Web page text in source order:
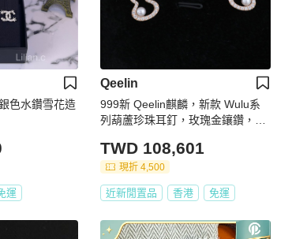
色水鑽雪花造
運
Qeelin
999新 Qeelin麒麟，新款 Wulu系
列葫蘆珍珠耳釘，玫瑰金鑲鑽，ak
TWD 108,601
現折 4,500
近新閒置品 香港 免運